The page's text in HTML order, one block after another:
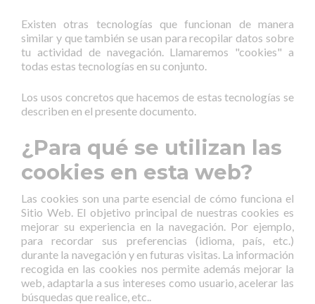
Existen otras tecnologías que funcionan de manera
similar y que también se usan para recopilar datos sobre
tu actividad de navegación. Llamaremos "cookies" a
todas estas tecnologías en su conjunto.
Los usos concretos que hacemos de estas tecnologías se
describen en el presente documento.
¿Para qué se utilizan las
cookies en esta web?
Las cookies son una parte esencial de cómo funciona el
Sitio Web. El objetivo principal de nuestras cookies es
mejorar su experiencia en la navegación. Por ejemplo,
para recordar sus preferencias (idioma, país, etc.)
durante la navegación y en futuras visitas. La información
recogida en las cookies nos permite además mejorar la
web, adaptarla a sus intereses como usuario, acelerar las
búsquedas que realice, etc..